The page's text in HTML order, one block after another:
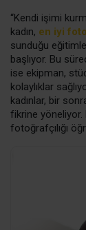
“Kendi işimi
kadın, en iyi
sunduğu
başlıyor. Bu
ise ekipman,
kolaylıklar
kadınlar, bir
fikrine yöneliyor.
fotoğrafçılığı